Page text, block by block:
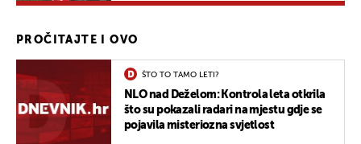
PROČITAJTE I OVO
ŠTO TO TAMO LETI?
NLO nad Deželom: Kontrola leta otkrila
što su pokazali radari na mjestu gdje se
pojavila misteriozna svjetlost